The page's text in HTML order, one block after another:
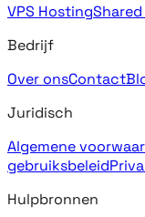
VPS Hosting
Bedrijf
Over onsContact
Juridisch
Algemene
gebruiksbeleid
Hulpbronnen